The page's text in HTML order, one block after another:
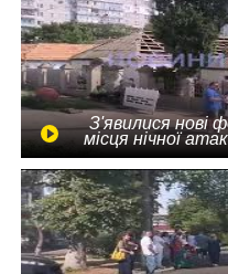
З'явилися нові
місця нічної